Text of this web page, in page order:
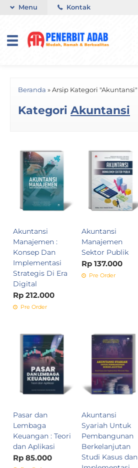
Menu Kontak
Beranda » Arsip Kategori "Akuntansi"
Kategori Akuntansi
Akuntansi
Manajemen :
Konsep Dan
Implementasi
Strategis Di Era
Digital
Rp 212.000
Pre Order
Akuntansi
Manajemen
Sektor Publik
Rp 137.000
Pre Order
Pasar dan
Lembaga
Keuangan : Teori
dan Aplikasi
Rp 85.000
Akuntansi
Syariah Untuk
Pembangunan
Berkelanjutan
Studi Kasus dan